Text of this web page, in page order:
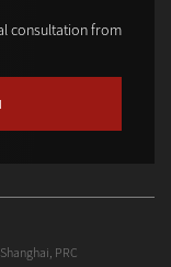
consultation from
PRC